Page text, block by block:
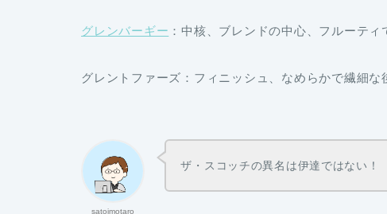
グレンバーギー ：中核、ブレンドの中心、フルーティ
グレントファーズ ： フィニッシュ、なめらかで繊細
satoimotaro
ザ・スコッチの異名は伊達ではない！